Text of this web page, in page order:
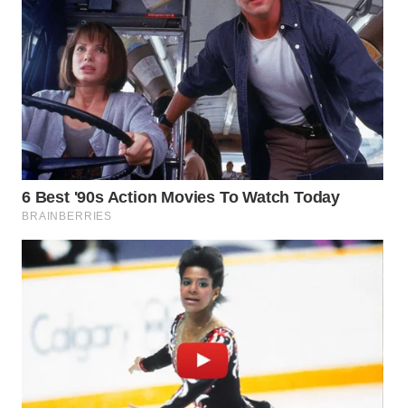
LIKUPANG
WN
LABUANBAJO
WN
BORNEO
Wahana
Media
Group
WAHANA
NEWS
WAHANA
TANI
WAHANA